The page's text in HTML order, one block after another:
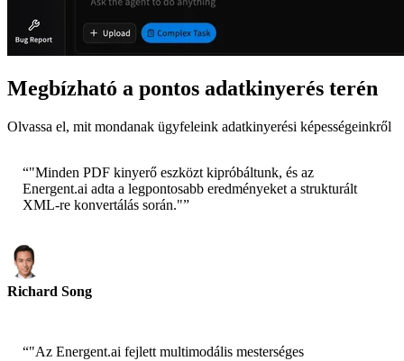
Megbízható a pontos adatkinyerés terén
Olvassa el, mit mondanak ügyfeleink adatkinyerési képességeinkről
“"Minden PDF kinyerő eszközt kipróbáltunk, és az
Energent.ai adta a legpontosabb eredményeket a strukturált
XML-re konvertálás során."”
Richard Song
“"Az Energent.ai fejlett multimodális mesterséges